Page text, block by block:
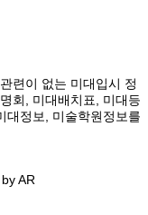
련이 없는 미대입시 정
회, 미대배치표, 미대등
대정보, 미술학원정보를
AR